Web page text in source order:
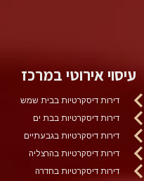
עיסוי אירוטי במרכז
דירות דיסקרטיות בבית שמש
דירות דיסקרטיות בבת ים
דירות דיסקרטיות בגבעתיים
דירות דיסקרטיות בהרצליה
דירות דיסקרטיות בחדרה